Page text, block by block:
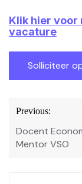
Klik hier voor
vacature
Bericht
Previous:
Docent
Mentor VSO